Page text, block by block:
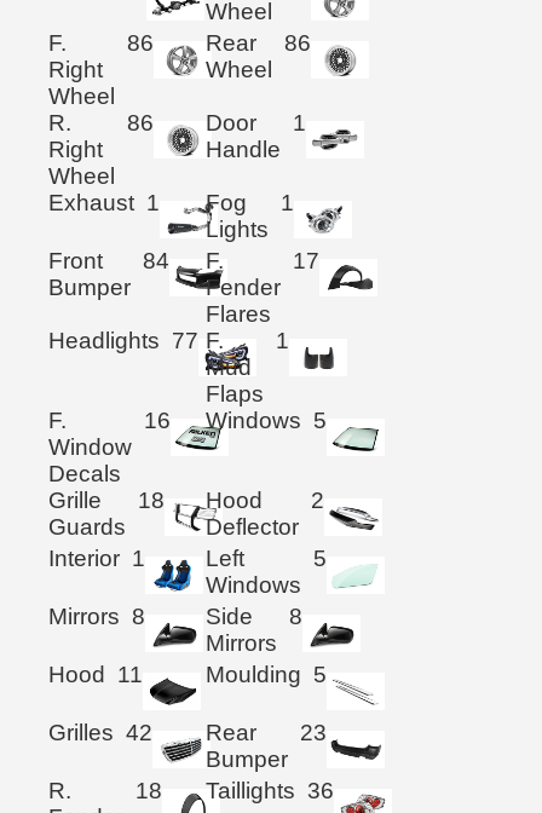
Wheel
F.
Right
Wheel
86
Rear
Wheel
86
R.
Right
Wheel
86
Door
Handle
1
Exhaust 1
Fog
Lights
1
Front
Bumper
84
F.
Fender
Flares
17
Headlights 77 F.
Mud
Flaps
1
F.
Window
Decals
16 Windows 5
Grille
Guards
18
Hood
Deflector
2
Interior 1
Left
Windows
5
Mirrors 8
Side
Mirrors
8
Hood 11 Moulding 5
Grilles 42
Rear
Bumper
23
R.
18 Taillights 36